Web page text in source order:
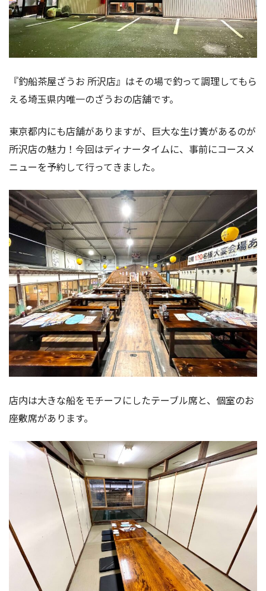
『釣船茶屋ざうお 所沢店』はその場で釣って調理してもら
える埼玉県内唯一のざうおの店舗です。
東京都内にも店舗がありますが、巨大な生け簀があるのが
所沢店の魅力！今回はディナータイムに、事前にコースメ
ニューを予約して行ってきました。
店内は大きな船をモチーフにしたテーブル席と、個室のお
座敷席があります。